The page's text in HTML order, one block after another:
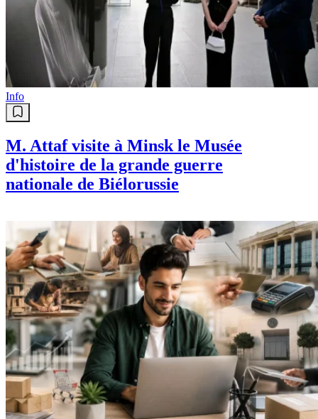
Info
M. Attaf visite à Minsk le Musée
d'histoire de la grande guerre
nationale de Biélorussie